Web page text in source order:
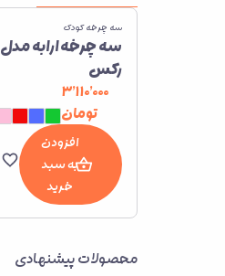
سه چرخه کودک
سه چرخه ارابه مدل
رکس
۳٬۱۱۰٬۰۰۰
تومان
افزودن
به سبد
خرید
محصولات پیشنهادی